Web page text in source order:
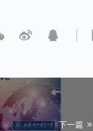
下一篇